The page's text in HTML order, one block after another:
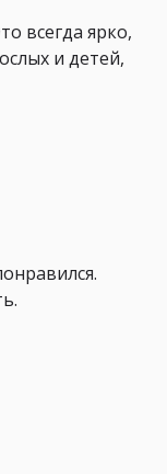
всегда ярко,
и детей,